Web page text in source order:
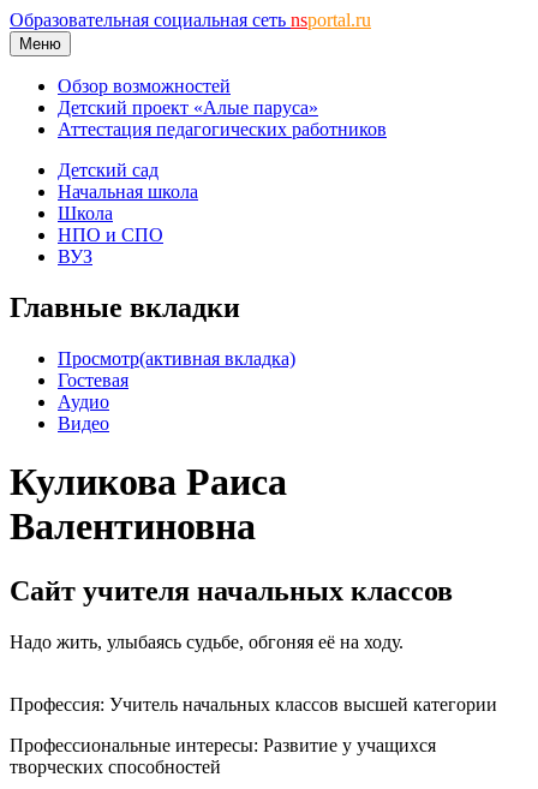
Образовательная социальная сеть nsportal.ru
Меню
Обзор возможностей
Детский проект «Алые паруса»
Аттестация педагогических работников
Детский сад
Начальная школа
Школа
НПО и СПО
ВУЗ
Главные вкладки
Просмотр(активная вкладка)
Гостевая
Аудио
Видео
Куликова Раиса
Валентиновна
Сайт учителя начальных классов
Надо жить, улыбаясь судьбе, обгоняя её на ходу.
Профессия: Учитель начальных классов высшей категории
Профессиональные интересы: Развитие у учащихся
творческих способностей